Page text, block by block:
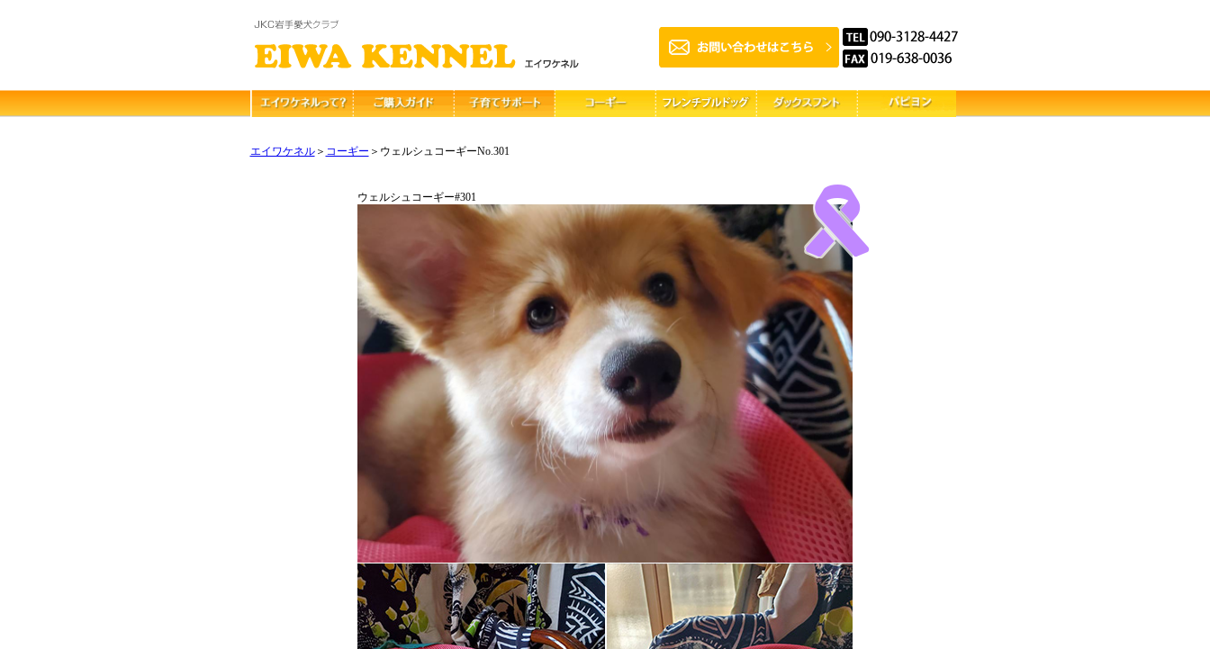
エイワケネル＞ コーギー ＞ウェルシュコーギーNo.301
ウェルシュコーギー#301